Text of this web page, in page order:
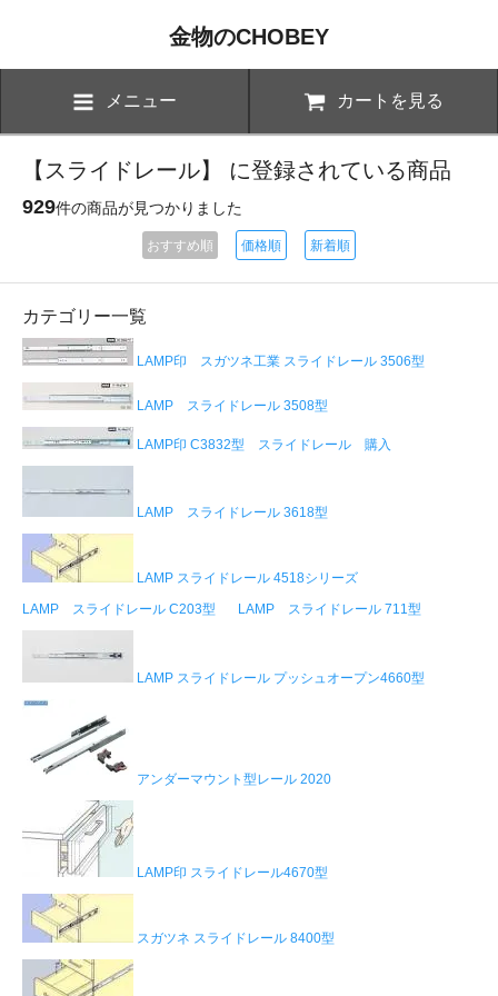
金物のCHOBEY
メニュー カートを見る
【スライドレール】 に登録されている商品
929件の商品が見つかりました
おすすめ順 価格順 新着順
カテゴリー一覧
LAMP印 スガツネ工業 スライドレール 3506型
LAMP スライドレール 3508型
LAMP印 C3832型 スライドレール 購入
LAMP スライドレール 3618型
LAMP スライドレール 4518シリーズ
LAMP スライドレール C203型
LAMP スライドレール 711型
LAMP スライドレール プッシュオープン4660型
アンダーマウント型レール 2020
LAMP印 スライドレール4670型
スガツネ スライドレール 8400型